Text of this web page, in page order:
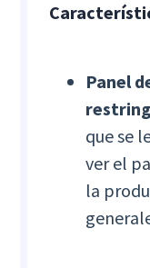
Panel
que se
ver el
la